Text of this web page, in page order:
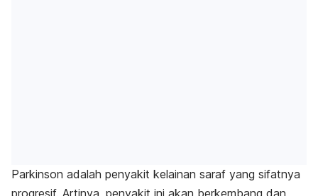
Parkinson adalah penyakit kelainan saraf yang sifatnya